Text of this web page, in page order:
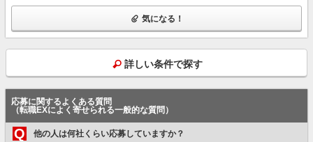
気になる！
詳しい条件で探す
応募に関するよくある質問
（転職EXによく寄せられる一般的な質問）
Q 他の人は何社くらい応募していますか？